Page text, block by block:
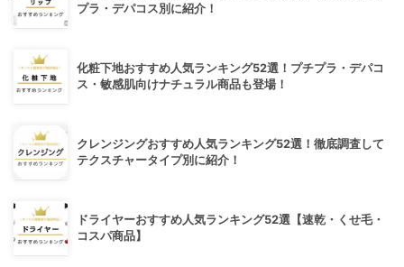
プラ・デパコス別に紹介！
化粧下地おすすめ人気ランキング52選！プチプラ・デパコ
ス・敏感肌向けナチュラル商品も登場！
クレンジングおすすめ人気ランキング52選！徹底調査して
テクスチャータイプ別に紹介！
ドライヤーおすすめ人気ランキング52選【速乾・くせ毛・
コスパ商品】